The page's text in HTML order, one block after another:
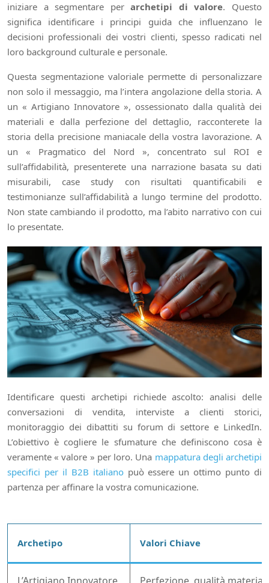
iniziare a segmentare perarchetipi di valore. Questo
significa identificare i principi guida che influenzano le
decisioni professionali dei vostri clienti, spesso radicati nel
loro background culturale e personale.
Questa segmentazione valoriale permette di personalizzare
non solo il messaggio, ma l’intera angolazione della storia. A
un « Artigiano Innovatore », ossessionato dalla qualità dei
materiali e dalla perfezione del dettaglio, racconterete la
storia della precisione maniacale della vostra lavorazione. A
un « Pragmatico del Nord », concentrato sul ROI e
sull’affidabilità, presenterete una narrazione basata su dati
misurabili, case study con risultati quantificabili e
testimonianze sull’affidabilità a lungo termine del prodotto.
Non state cambiando il prodotto, ma l’abito narrativo con cui
lo presentate.
Identificare questi archetipi richiede ascolto: analisi delle
conversazioni di vendita, interviste a clienti storici,
monitoraggio dei dibattiti su forum di settore e LinkedIn.
L’obiettivo è cogliere le sfumature che definiscono cosa è
veramente « valore » per loro. Una mappatura degli archetipi
specifici per il B2B italianopuò essere un ottimo punto di
partenza per affinare la vostra comunicazione.
Archetipo Valori Chiave